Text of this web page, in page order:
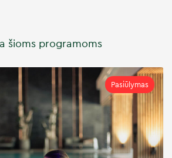
šioms programoms
Pasiūlymas